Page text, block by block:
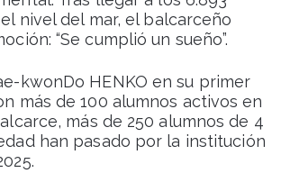
nivel del mar, el balcarceño
“Se cumplió un sueño”.
kwonDo HENKO en su primer
más de 100 alumnos activos en
más de 250 alumnos de 4
han pasado por la institución